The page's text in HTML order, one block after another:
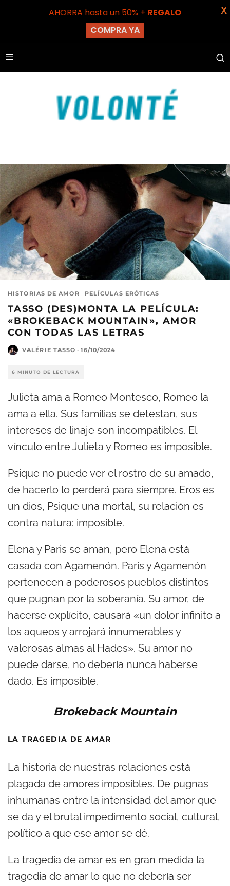
HISTORIAS DE AMOR PELÍCULAS ERÓTICAS
TASSO (DES)MONTA LA PELÍCULA:
«BROKEBACK MOUNTAIN», AMOR
CON TODAS LAS LETRAS
VALÉRIE TASSO · 16/10/2024
6 MINUTO DE LECTURA
Julieta ama a Romeo Montesco, Romeo la
ama a ella. Sus familias se detestan, sus
intereses de linaje son incompatibles. El
vínculo entre Julieta y Romeo es imposible.
Psique no puede ver el rostro de su amado,
de hacerlo lo perderá para siempre. Eros es
un dios, Psique una mortal, su relación es
contra natura: imposible.
Elena y Paris se aman, pero Elena está
casada con Agamenón. Paris y Agamenón
pertenecen a poderosos pueblos distintos
que pugnan por la soberanía. Su amor, de
hacerse explícito, causará «un dolor infinito a
los aqueos y arrojará innumerables y
valerosas almas al Hades». Su amor no
puede darse, no debería nunca haberse
dado. Es imposible.
Brokeback Mountain
LA TRAGEDIA DE AMAR
La historia de nuestras relaciones está
plagada de amores imposibles. De pugnas
inhumanas entre la intensidad del amor que
se da y el brutal impedimento social, cultural,
político a que ese amor se dé.
La tragedia de amar es en gran medida la
tragedia de amar lo que no debería ser
AHORRA hasta un 50% + REGALO
COMPRA YA
X